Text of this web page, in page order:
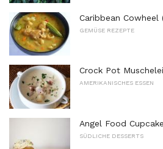
Caribbean Cowheel
GEMÜSE REZEPTE
Crock Pot
AMERIKANISCHES ESSEN
Angel Food
SÜDLICHE DESSERTS